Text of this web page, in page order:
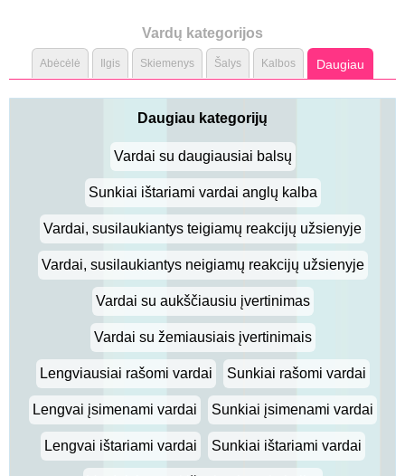
Vardų kategorijos
Abėcėlė Ilgis Skiemenys Šalys Kalbos Daugiau
Daugiau kategorijų
Vardai su daugiausiai balsų
Sunkiai ištariami vardai anglų kalba
Vardai, susilaukiantys teigiamų reakcijų užsienyje
Vardai, susilaukiantys neigiamų reakcijų užsienyje
Vardai su aukščiausiu įvertinimas
Vardai su žemiausiais įvertinimais
Lengviausiai rašomi vardai Sunkiai rašomi vardai
Lengvai įsimenami vardai Sunkiai įsimenami vardai
Lengvai ištariami vardai Sunkiai ištariami vardai